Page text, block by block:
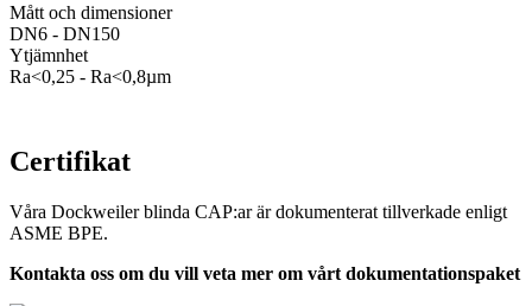
Mått och dimensioner
DN6 - DN150
Ytjämnhet
Ra<0,25 - Ra<0,8µm
Certifikat
Våra Dockweiler blinda CAP:ar är dokumenterat tillverkade enligt
ASME BPE.
Kontakta oss om du vill veta mer om vårt dokumentationspaket